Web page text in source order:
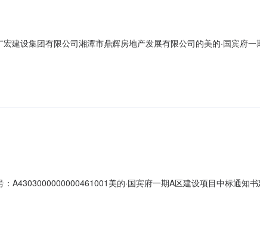
建设集团有限公司湘潭市鼎辉房地产发展有限公司的美的·国宾府
佰肆拾柒元零伍分)。建设规模：1#、6#、7#、8#、9#、15#、16#
A4303000000000461001美的·国宾府一期A区建设项目中标通知
标情况的书面报告工作，现确定你单位为中标人，中标价为：